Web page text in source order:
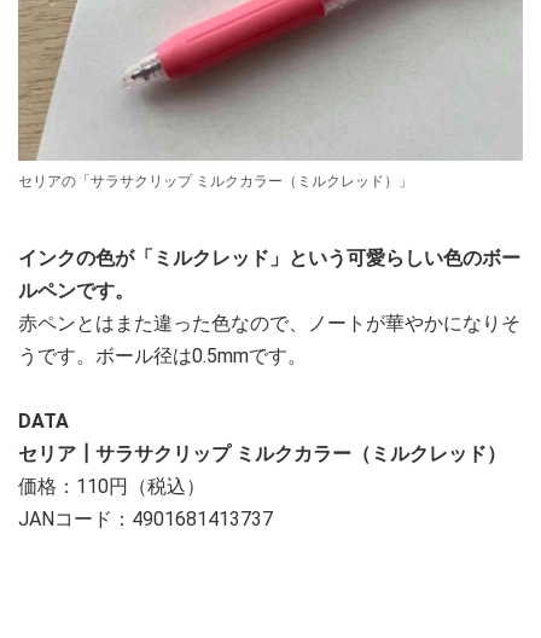
セリアの「サラサクリップ ミルクカラー（ミルクレッド）」
インクの色が「ミルクレッド」という可愛らしい色のボー
ルペンです。
赤ペンとはまた違った色なので、ノートが華やかになりそ
うです。ボール径は0.5mmです。
DATA
セリア┃サラサクリップ ミルクカラー（ミルクレッド）
価格：110円（税込）
JANコード：4901681413737